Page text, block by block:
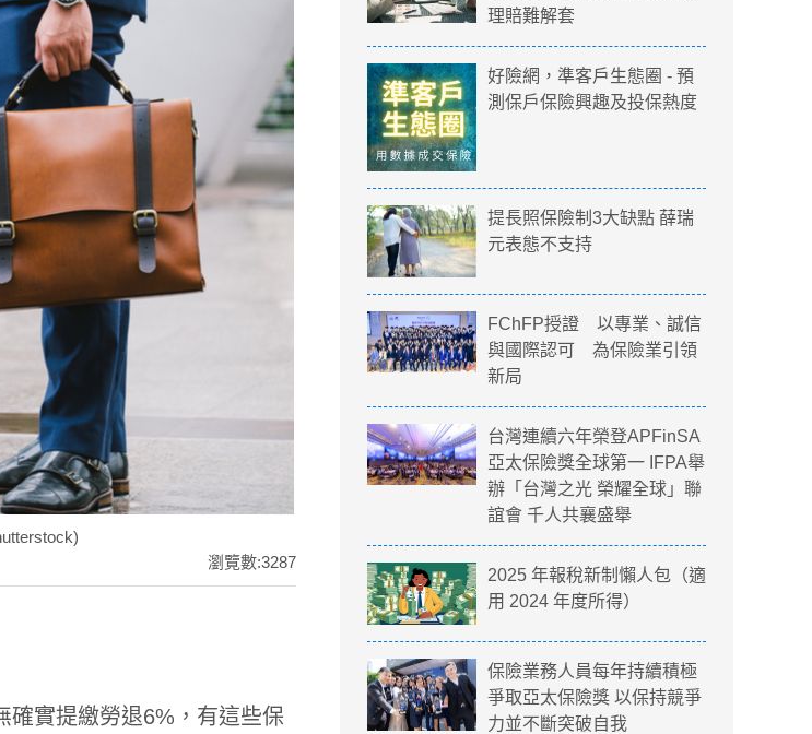
瀏覽數:3287
確實提繳勞退6%，有這些保
理賠難解套
好險網，準客戶生態圈 - 預
測保戶保險興趣及投保熱度
提長照保險制3大缺點 薛瑞
元表態不支持
FChFP授證 以專業、誠信
與國際認可 為保險業引領
新局
台灣連續六年榮登APFinSA
亞太保險獎全球第一 IFPA舉
辦「台灣之光 榮耀全球」聯
誼會 千人共襄盛舉
2025 年報稅新制懶人包（適
用 2024 年度所得）
保險業務人員每年持續積極
爭取亞太保險獎 以保持競爭
力並不斷突破自我